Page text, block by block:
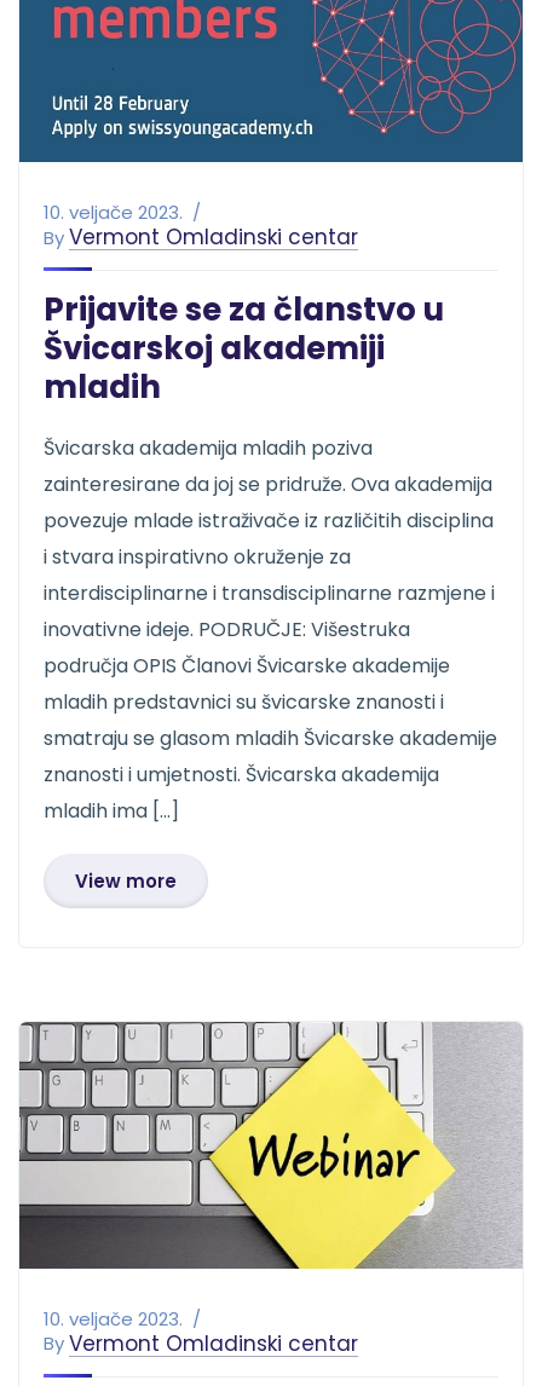
10. veljače 2023.
ByVermont Omladinski centar
Prijavite se za članstvo u
Švicarskoj akademiji
mladih
Švicarska akademija mladih poziva
zainteresirane da joj se pridruže. Ova akademija
povezuje mlade istraživače iz različitih disciplina
i stvara inspirativno okruženje za
interdisciplinarne i transdisciplinarne razmjene i
inovativne ideje. PODRUČJE: Višestruka
područja OPIS Članovi Švicarske akademije
mladih predstavnici su švicarske znanosti i
smatraju se glasom mladih Švicarske akademije
znanosti i umjetnosti. Švicarska akademija
mladih ima […]
View more
10. veljače 2023.
ByVermont Omladinski centar